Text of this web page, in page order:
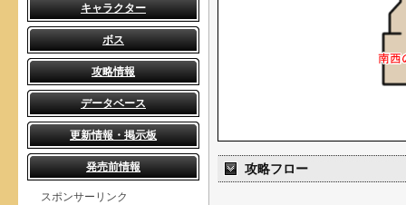
キャラクター
ボス
攻略情報
データベース
更新情報・掲示板
発売前情報
スポンサーリンク
攻略フロー